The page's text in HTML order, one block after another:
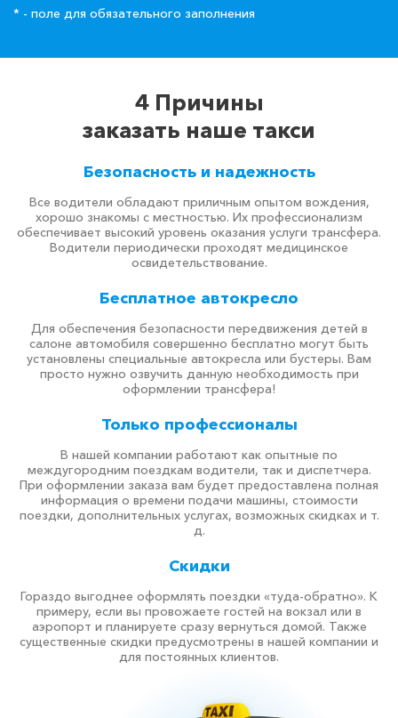
* - поле для обязательного заполнения
4 Причины
заказать наше такси
Безопасность и надежность
Все водители обладают приличным опытом вождения,
хорошо знакомы с местностью. Их профессионализм
обеспечивает высокий уровень оказания услуги трансфера.
Водители периодически проходят медицинское
освидетельствование.
Бесплатное автокресло
Для обеспечения безопасности передвижения детей в
салоне автомобиля совершенно бесплатно могут быть
установлены специальные автокресла или бустеры. Вам
просто нужно озвучить данную необходимость при
оформлении трансфера!
Только профессионалы
В нашей компании работают как опытные по
междугородним поездкам водители, так и диспетчера.
При оформлении заказа вам будет предоставлена полная
информация о времени подачи машины, стоимости
поездки, дополнительных услугах, возможных скидках и т.
д.
Скидки
Гораздо выгоднее оформлять поездки «туда-обратно». К
примеру, если вы провожаете гостей на вокзал или в
аэропорт и планируете сразу вернуться домой. Также
существенные скидки предусмотрены в нашей компании и
для постоянных клиентов.